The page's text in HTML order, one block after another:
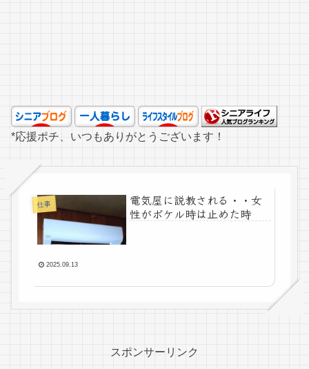
*応援ポチ、いつもありがとうございます！
仕事
電気屋に説教される・・女
性がボケル時は止めた時
2025.09.13
スポンサーリンク